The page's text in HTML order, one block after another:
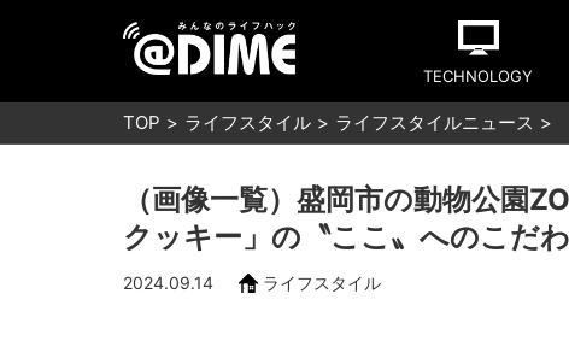
TECHNOLOGY
TOP ライフスタイル ライフスタイルニュース
（画像一覧）盛岡市の動物公園
クッキー」の〝ここ〟へのこだ
2024.09.14 ライフスタイル